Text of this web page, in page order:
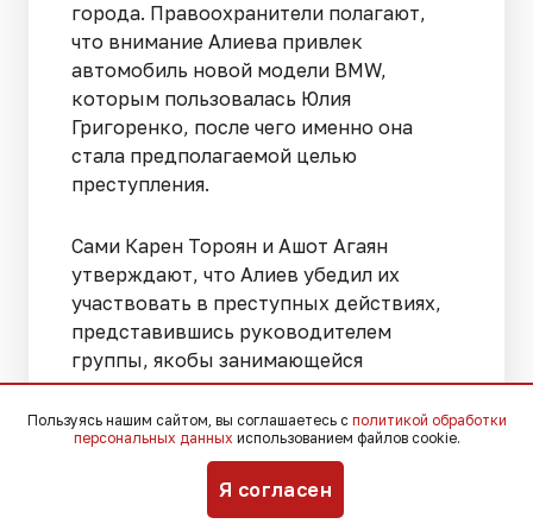
города. Правоохранители полагают,
что внимание Алиева привлек
автомобиль новой модели BMW,
которым пользовалась Юлия
Григоренко, после чего именно она
стала предполагаемой целью
преступления.
Сами Карен Тороян и Ашот Агаян
утверждают, что Алиев убедил их
участвовать в преступных действиях,
представившись руководителем
группы, якобы занимающейся
выявлением украинских диверсантов.
По их словам, он обещал
вознаграждение, а также помощь с
правоохранительные органы.
Пользуясь нашим сайтом, вы соглашаетесь с политикой обработки
персональных данных использованием файлов cookie.
Я согласен